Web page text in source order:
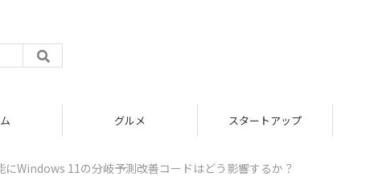
グルメ スタートアップ
Windows 11の分岐予測改善コードはどう影響するか？